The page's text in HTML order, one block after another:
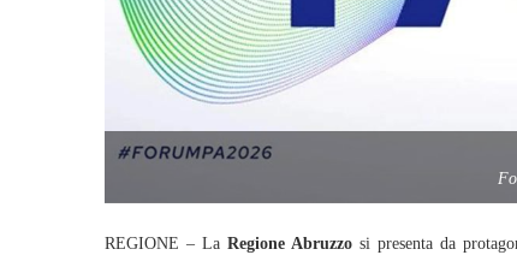
REGIONE – La Regione Abruzzo si presenta da